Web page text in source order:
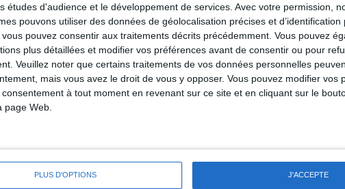
études d'audience et le développement de services. Avec votre permission,
pouvons utiliser des données de géolocalisation précises et d’identification
vous pouvez consentir aux traitements décrits précédemment. Vous pouvez
plus détaillées et modifier vos préférences avant de consentir ou pour
Veuillez noter que certains traitements de vos données personnelles
mais vous avez le droit de vous y opposer. Vous pouvez modifier vos
à tout moment en revenant sur ce site et en cliquant sur le
page Web.
PLUS D'OPTIONS J'ACCEPTE
& Motivation Voir tout
client et de la Communauté Savoir Maigrir vous
à vous rapprocher sereinement de votre objectif
bilan minceur(env. 2 min)